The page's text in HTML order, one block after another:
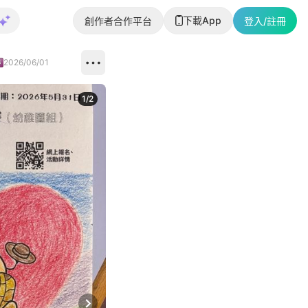
創作者合作平台 下載App 登入/註冊
2026/06/01
1/2